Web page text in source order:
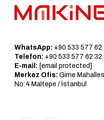
WhatsApp: +90 533 577 62
Telefon: +90 533 577 62 32
E-mail: [email protected]
Merkez Ofis: Girne
No:4 Maltepe / İstanbul